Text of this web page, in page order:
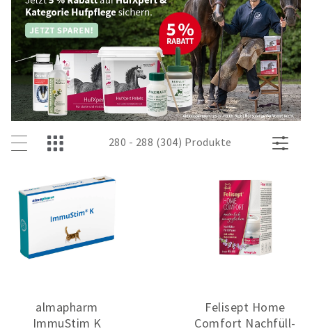
280 - 288 (304) Produkte
almapharm
ImmuStim K
Felisept Home
Comfort Nachfüll-